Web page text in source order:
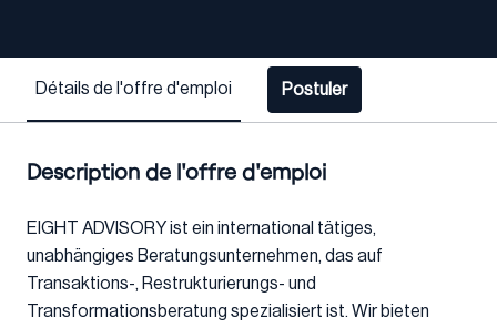
Détails de l'offre d'emploi Postuler
Description de l'offre d'emploi
EIGHT ADVISORY ist ein international tätiges,
unabhängiges Beratungsunternehmen, das auf
Transaktions-, Restrukturierungs- und
Transformationsberatung spezialisiert ist. Wir bieten